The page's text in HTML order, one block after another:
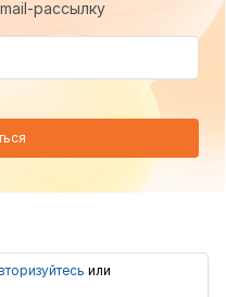
рассылку
или